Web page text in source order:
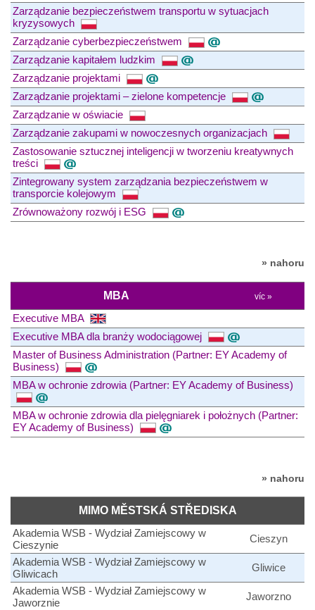
Zarządzanie bezpieczeństwem transportu w sytuacjach
kryzysowych
Zarządzanie cyberbezpieczeństwem
Zarządzanie kapitałem ludzkim
Zarządzanie projektami
Zarządzanie projektami – zielone kompetencje
Zarządzanie w oświacie
Zarządzanie zakupami w nowoczesnych organizacjach
Zastosowanie sztucznej inteligencji w tworzeniu kreatywnych
treści
Zintegrowany system zarządzania bezpieczeństwem w
transporcie kolejowym
Zrównoważony rozwój i ESG
» nahoru
MBA víc »
Executive MBA
Executive MBA dla branży wodociągowej
Master of Business Administration (Partner: EY Academy of
Business)
MBA w ochronie zdrowia (Partner: EY Academy of Business)
MBA w ochronie zdrowia dla pielęgniarek i położnych (Partner:
EY Academy of Business)
» nahoru
MIMO MĚSTSKÁ STŘEDISKA
Akademia WSB - Wydział Zamiejscowy w
Cieszynie
Cieszyn
Akademia WSB - Wydział Zamiejscowy w
Gliwicach
Gliwice
Akademia WSB - Wydział Zamiejscowy w
Jaworznie
Jaworzno